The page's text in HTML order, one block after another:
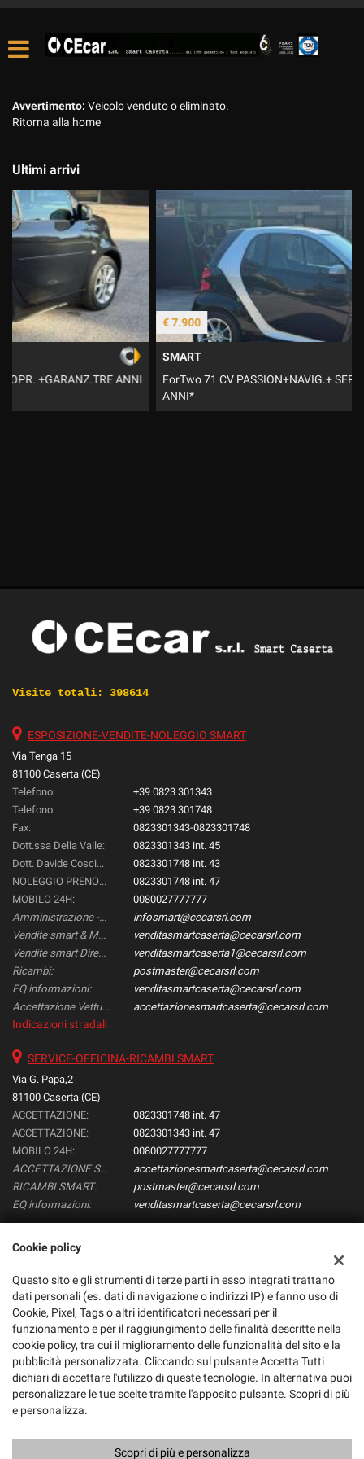
Avvertimento: Veicolo venduto o eliminato.
Ritorna alla home
Ultimi arrivi
€ 7.900
ForTwo 71 CV PASSION+NAVIG.+ SERVOSTERZO+GARANZIA 3
Visite totali: 398614
ESPOSIZIONE-VENDITE-NOLEGGIO SMART
Via Tenga 15
81100 Caserta (CE)
Telefono:
+39 0823 301343
Telefono:
+39 0823 301748
Fax:
0823301343-0823301748
Dott.ssa Della Valle:
0823301343 int. 45
Dott. Davide Coscione:
0823301748 int. 43
NOLEGGIO PRENOTAZIONI::
0823301748 int. 47
MOBILO 24H:
0080027777777
Amministrazione -Gestione & Controllo-:
infosmart@cecarsrl.com
Vendite smart & Mercedes Direzionali:
venditasmartcaserta@cecarsrl.com
Vendite smart Direzionali:
venditasmartcaserta1@cecarsrl.com
Ricambi:
postmaster@cecarsrl.com
EQ informazioni:
venditasmartcaserta@cecarsrl.com
Accettazione Vetture:
accettazionesmartcaserta@cecarsrl.com
Indicazioni stradali
SERVICE-OFFICINA-RICAMBI SMART
Via G. Papa,2
81100 Caserta (CE)
ACCETTAZIONE:
0823301748 int. 47
ACCETTAZIONE:
0823301343 int. 47
MOBILO 24H:
0080027777777
ACCETTAZIONE SMART:
accettazionesmartcaserta@cecarsrl.com
RICAMBI SMART:
postmaster@cecarsrl.com
EQ informazioni:
venditasmartcaserta@cecarsrl.com
Smart CEcar Srl
Via Papa, 2, Caserta (CE)
C.F/P.IVA:02524330616
Registro delle imprese: CE
Cookie policy
Questo sito e gli strumenti di terze parti in esso integrati trattano
dati personali (es. dati di navigazione o indirizzi IP) e fanno uso di
Cookie, Pixel, Tags o altri identificatori necessari per il
funzionamento e per il raggiungimento delle finalità descritte nella
cookie policy, tra cui il miglioramento delle funzionalità del sito e la
pubblicità personalizzata. Cliccando sul pulsante Accetta Tutti
dichiari di accettare l'utilizzo di queste tecnologie. In alternativa puoi
personalizzare le tue scelte tramite l'apposito pulsante. Scopri di più
e personalizza.
Scopri di più e personalizza